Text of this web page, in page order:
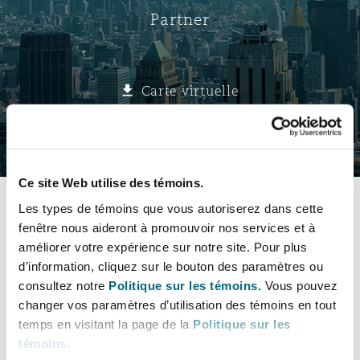
Ce site Web utilise des témoins.
Les types de témoins que vous autoriserez dans cette
fenêtre nous aideront à promouvoir nos services et à
améliorer votre expérience sur notre site. Pour plus
d’information, cliquez sur le bouton des paramètres ou
consultez notre Politique sur les témoins. Vous pouvez
changer vos paramètres d’utilisation des témoins en tout
temps en visitant la page de la Politique sur les
témoins
Recouvrement de dettes
Intervention d’urgence et
situations de crise
Acquisition de flottes
Couverture d’assurance
Protection des données et
Emploi, pensions et
Propriété intellectuelle
Technologie, externalisation
commerce et droitResponsabilité civile et de
Responsabilité à l’égard des
Énergie
Assurance des institutions
administrateurs et dirigeants
et construction
Partenariats public-privé et
Approvisionnement public
réglementaire et enquêtes
Services financiers
Fraude et crimes en col blanc
Enquêtes internes
Services professionnels
Sûreté, sécurité, santé et
Kong
Lumpur
Delhi
Paulo
City
Vegas
Angeles
St Stephens Green House
G1 Building
Partner
Carte virtuelle
Bulletins
Coordonnées
Profil & Expérience
Champs de pratique
Bulletins
Ramifications under trade credit and political risk